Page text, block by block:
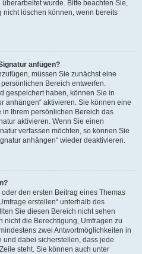
wurde. Bitte beachten Sie,
löschen können, wenn bereits
anfügen?
müssen Sie zunächst eine
Bereich entwerfen.
gespeichert haben, können Sie in
anhängen“ aktivieren. Sie können eine
Ihrem persönlichen Bereich das
aktivieren. Wenn Sie einen
verfassen möchten, so können Sie
anhängen“ wieder deaktivieren.
den ersten Beitrag eines Themas
erstellen“ unterhalb des
Sie diesen Bereich nicht sehen
nicht die Berechtigung, Umfragen zu
zwei Antwortmöglichkeiten in
dabei sicherstellen, dass jede
steht. Sie können auch unter